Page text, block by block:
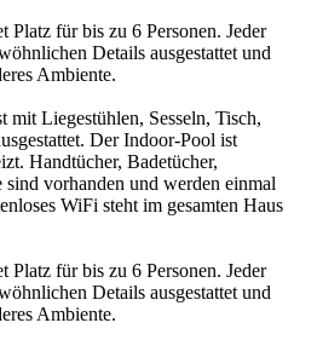
Platz für bis zu 6 Personen. Jeder
Details ausgestattet und
Ambiente.
mit Liegestühlen, Sesseln, Tisch,
Der Indoor-Pool ist
Handtücher, Badetücher,
vorhanden und werden einmal
WiFi steht im gesamten Haus
Platz für bis zu 6 Personen. Jeder
Details ausgestattet und
Ambiente.